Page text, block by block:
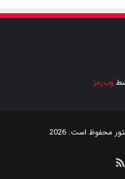
وب‌رمز
محفوظ است. 2026
خوراک